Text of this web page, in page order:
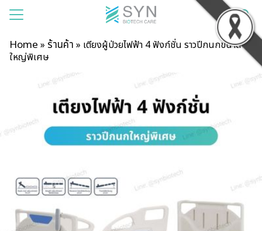
ยน
Home » ร้านค้า » เตียงผู้ป่วยไฟฟ้า 4 ฟังก์ชั่น ราวปีกนกขนาด
ใหญ่พิเศษ